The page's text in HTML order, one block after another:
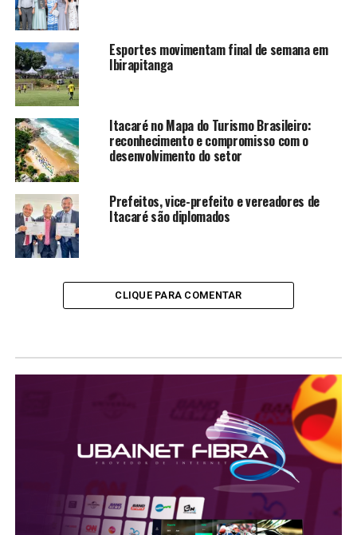
Esportes movimentam final de semana em
Ibirapitanga
Itacaré no Mapa do Turismo Brasileiro:
reconhecimento e compromisso com o
desenvolvimento do setor
Prefeitos, vice-prefeito e vereadores de
Itacaré são diplomados
CLIQUE PARA COMENTAR